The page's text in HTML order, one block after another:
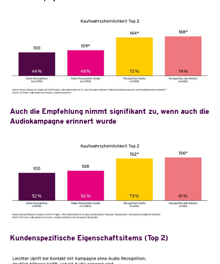
Auch die Empfehlung nimmt signifikant zu, wenn auch die
Audiokampagne erinnert wurde
Kundenspezifische Eigenschaftsitems (Top 2)